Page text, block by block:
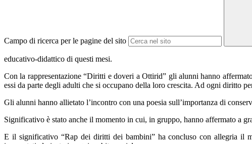
Campo di ricerca per le pagine del sito
educativo-didattico di questi mesi.
Con la rappresentazione “Diritti e doveri a Ottirid” gli alunni hanno
essi da parte degli adulti che si occupano della loro crescita. Ad ogni diritto
Gli alunni hanno allietato l’incontro con una poesia sull’importanza di
Significativo è stato anche il momento in cui, in gruppo, hanno affermato a
E il significativo “Rap dei diritti dei bambini” ha concluso con allegria il